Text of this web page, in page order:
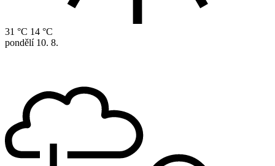
31 °C 14 °C
pondělí 10. 8.